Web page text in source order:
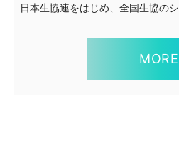
日本生協連をはじめ、全国生協の
MORE